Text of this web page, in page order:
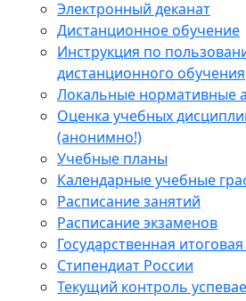
Электронный деканат
Дистанционное обучение
Инструкция по
дистанционного обучения
Локальные нормативные
Оценка учебных
(анонимно!)
Учебные планы
Календарные учебные
Расписание занятий
Расписание экзаменов
Государственная
Стипендиат России
Текущий контроль